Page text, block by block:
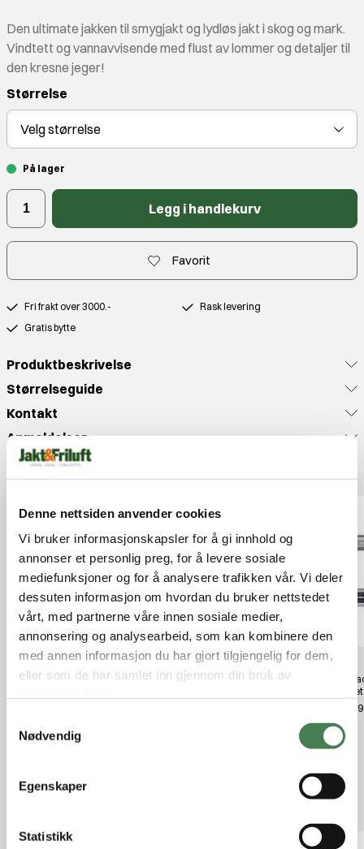
Denne nettsiden anvender cookies
Vi bruker informasjonskapsler for å gi innhold og
annonser et personlig preg, for å levere sosiale
mediefunksjoner og for å analysere trafikken vår. Vi deler
dessuten informasjon om hvordan du bruker nettstedet
vårt, med partnerne våre innen sosiale medier,
annonsering og analysearbeid, som kan kombinere den
med annen informasjon du har gjort tilgjengelig for dem,
eller som de har samlet inn gjennom din bruk av
Nødvendig
Egenskaper
Statistikk
Den ultimate jakken til smygjakt og lydløs jakt i skog og mark.
Vindtett og vannavvisende med flust av lommer og detaljer til
den kresne jeger!
Størrelse
Velgstørrelse
På lager
Legg i handlekurv
Favorit
Fri frakt over 3000.-
Rask levering
Gratis bytte
Produktbeskrivelse
Størrelseguide
Kontakt
Anmeldelser
Populære produkter
Caldwell Universal Rear Shooting
Guideline Elevation #9/10 14'
kr 5 599,00
kr 1
32%